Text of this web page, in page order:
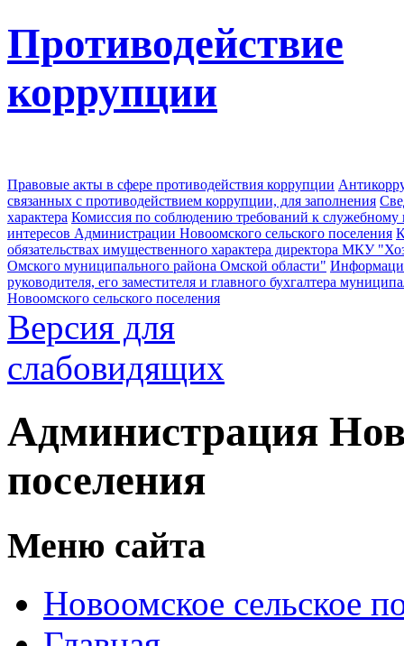
Противодействие
коррупции
Правовые акты в сфере противодействия коррупции
связанных с противодействием коррупции, для заполнения
характера Комиссия по соблюдению требований к
интересов Администрации Новоомского сельского поселения
обязательствах имущественного характера директора МКУ
Омского муниципального района Омской области"
руководителя, его заместителя и главного бухгалтера
Новоомского сельского поселения
Версия для
слабовидящих
Администрация
поселения
Меню сайта
Новоомское сельское